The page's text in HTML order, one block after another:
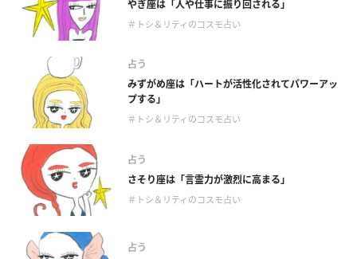
やぎ座は「人や仕事に振り回される」
＃トシ＆リティのコスモ占い
占う
みずがめ座は「ハートが活性化されてパワーアッ
プする」
＃トシ＆リティのコスモ占い
占う
さそり座は「言霊力が激烈に高まる」
＃トシ＆リティのコスモ占い
占う